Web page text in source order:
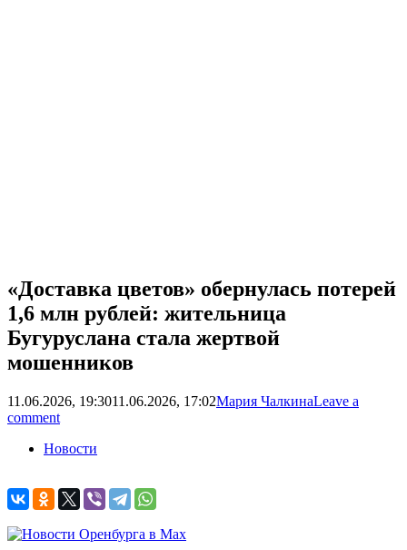
«Доставка цветов» обернулась потерей
1,6 млн рублей: жительница
Бугуруслана стала жертвой
мошенников
11.06.2026, 19:3011.06.2026, 17:02Мария ЧалкинаLeave a
comment
Новости